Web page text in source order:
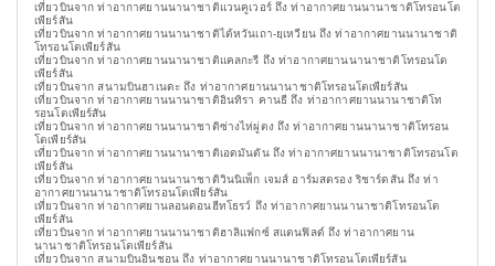
เที่ยวบินจาก ท่าอากาศยานนานาชาติแวนคูเวอร์ ถึง ท่าอากาศยานนานาชาติโทรอนโต
เพียร์สัน
เที่ยวบินจาก ท่าอากาศยานนานาชาติไต้หวันเถา-ยฺเหวียน ถึง ท่าอากาศยานนานาชาติ
โทรอนโตเพียร์สัน
เที่ยวบินจาก ท่าอากาศยานนานาชาติแคลกะรี ถึง ท่าอากาศยานนานาชาติโทรอนโต
เพียร์สัน
เที่ยวบินจาก สนามบินฮาเนดะ ถึง ท่าอากาศยานนานาชาติโทรอนโตเพียร์สัน
เที่ยวบินจาก ท่าอากาศยานนานาชาติอินทิรา คานธี ถึง ท่าอากาศยานนานาชาติโท
รอนโตเพียร์สัน
เที่ยวบินจาก ท่าอากาศยานนานาชาติซ่างไห่ผู่ตง ถึง ท่าอากาศยานนานาชาติโทรอน
โตเพียร์สัน
เที่ยวบินจาก ท่าอากาศยานนานาชาติเอดมันตัน ถึง ท่าอากาศยานนานาชาติโทรอนโต
เพียร์สัน
เที่ยวบินจาก ท่าอากาศยานนานาชาติวินนิเพ็ก เจมส์ อาร์มสตรอง ริชาร์ดสัน ถึง ท่า
อากาศยานนานาชาติโทรอนโตเพียร์สัน
เที่ยวบินจาก ท่าอากาศยานลอนดอนฮีทโธรว์ ถึง ท่าอากาศยานนานาชาติโทรอนโต
เพียร์สัน
เที่ยวบินจาก ท่าอากาศยานนานาชาติฮาลิแฟกซ์ สแตนฟิลด์ ถึง ท่าอากาศยาน
นานาชาติโทรอนโตเพียร์สัน
เที่ยวบินจาก สนามบินอินชอน ถึง ท่าอากาศยานนานาชาติโทรอนโตเพียร์สัน